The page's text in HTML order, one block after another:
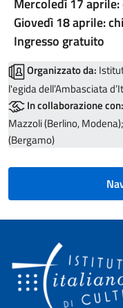
Mercoledì 17
Giovedì 18 aprile:
Ingresso gratuito
Organizzato da:
l'egida dell’Ambasciata
In collaborazione con:
Mazzoli (Berlino,
(Bergamo)